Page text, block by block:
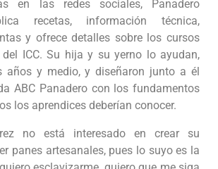
en las redes sociales, Panadero
recetas, información técnica,
y ofrece detalles sobre los cursos
ICC. Su hija y su yerno lo ayudan,
años y medio, y diseñaron junto a él
ABC Panadero con los fundamentos
los aprendices deberían conocer.
no está interesado en crear su
panes artesanales, pues lo suyo es la